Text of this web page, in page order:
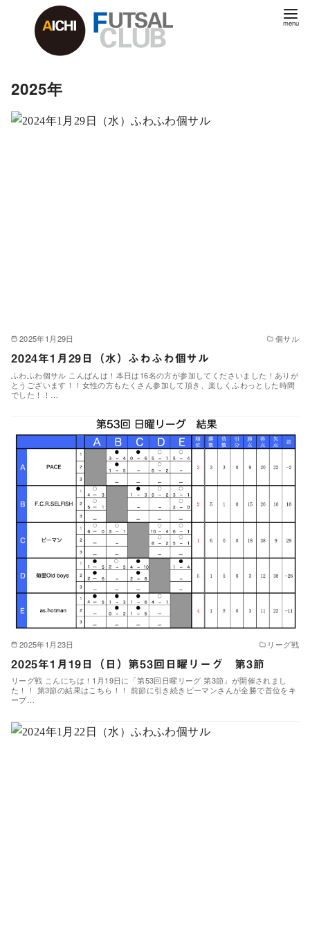
2025年
2025年1月29日
個サル
2024年1月29日（水）ふわふわ個サル
ふわふわ個サル こんばんは！本日は16名の方が参加してくださいました！ありが
とうございます！！女性の方もたくさん参加して頂き、楽しくふわっとした時間
でした！！…
2025年1月23日
リーグ戦
2025年1月19日（日）第53回日曜リーグ 第3節
リーグ戦 こんにちは！1月19日に「第53回日曜リーグ 第3節」が開催されまし
た！！ 第3節の結果はこちら！！ 前節に引き続きピーマンさんが全勝で首位をキ
ープ…